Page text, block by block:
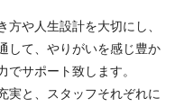
に週2日だけ勤務したい」
や人生設計を大切にし、
して、やりがいを感じ豊か
サポート致します。
実と、スタッフそれぞれに